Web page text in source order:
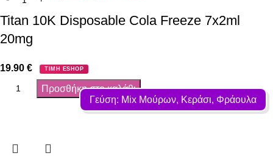
Titan 10K Disposable Cola Freeze 7x2ml
20mg
19.90 € ΤΙΜΗ ESHOP
Προσθήκη στο καλάθι
Γεύση: Mix Μούρων, Κεράσι, Φράουλα